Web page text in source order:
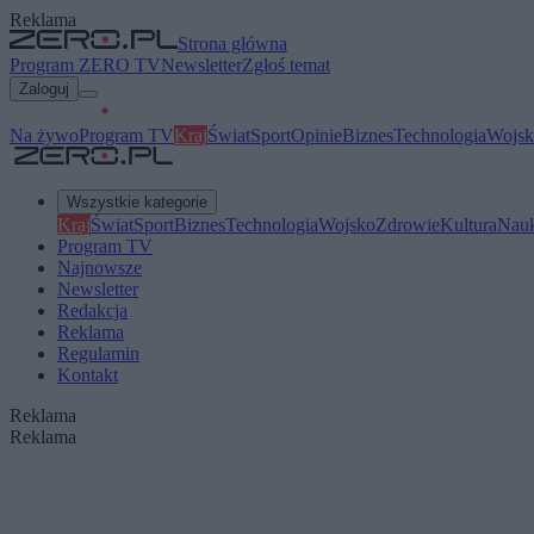
Reklama
Strona główna
Program ZERO TVNewsletterZgłoś temat
Zaloguj
Na żywoProgram TVKrajŚwiatSportOpinieBiznesTechnologia
Wszystkie kategorie
KrajŚwiatSportBiznesTechnologiaWojskoZdrowieKultura
Program TV
Najnowsze
Newsletter
Redakcja
Reklama
Regulamin
Kontakt
Reklama
Reklama